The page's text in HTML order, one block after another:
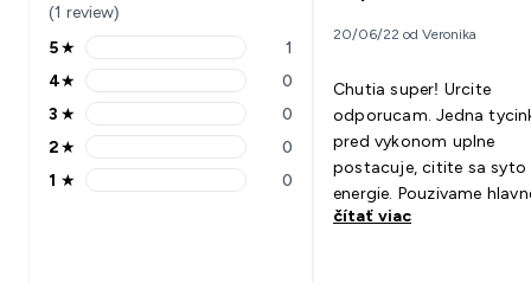
(1 review)
5 stars rating 1 reviews
5★ 1
4 stars rating 0 reviews
4★ 0
3 stars rating 0 reviews
3 ★ 0
2 stars rating 0 reviews
2★ 0
1 stars rating 0 reviews
1 ★ 0
20/06/22 od Veronika
Chutia super! Urcite
odporucam. Jedna
pred vykonom uplne
postacuje, citite sa syto
energie. Pouzivame
turistikach a nevieme si
čítať viac